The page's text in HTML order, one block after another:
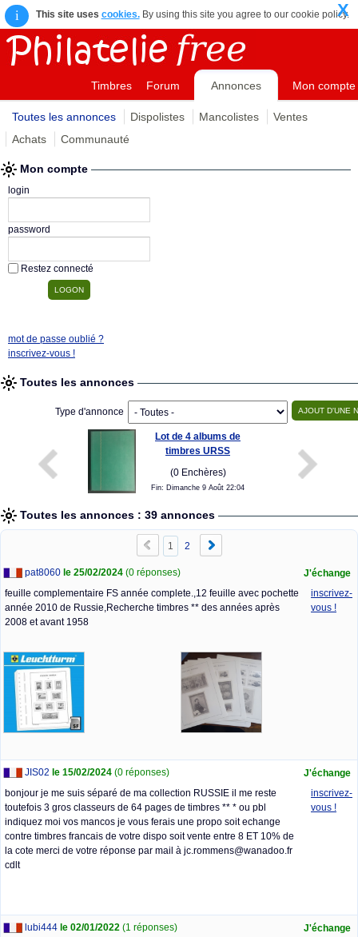
i This site uses cookies.By using this site you agree to our cookie policy.
X
Timbres Forum Annonces Mon compte
Toutes les annonces Dispolistes Mancolistes
Ventes
Achats
Communauté
Mon compte
login
password
Restez connecté
mot de passe oublié ?
inscrivez-vous !
Toutes les annonces
Type d'annonce
Lot de 4 albums de
timbres URSS
(0 Enchères)
Fin: Dimanche 9 Août 22:04
Album De Timbres
& URSS Sans
Certification VF
218.32 EUR
Russie MINKUS
Album Specialite
DâOccasion Avec
URSS 1971 Album
commemoratif UPU
BERNE 22 TIMBRES
NEUFS
19.95 EUR
Albums de timbres
la navigation â 1980
Album Specialite
RUSSIA MINKUS,
Semble Non Utilise
327.14 EUR
Toutes les annonces : 39 annonces
1 2
pat8060 le 25/02/2024 (0 réponses)
J'échange
feuille complementaire FS année complete.,12 feuille avec pochette
année 2010 de Russie,Recherche timbres ** des années après
2008 et avant 1958
inscrivez-
vous !
JIS02 le 15/02/2024 (0 réponses)
J'échange
bonjour je me suis séparé de ma collection RUSSIE il me reste
toutefois 3 gros classeurs de 64 pages de timbres ** * ou pbl
indiquez moi vos mancos je vous ferais une propo soit echange
contre timbres francais de votre dispo soit vente entre 8 ET 10% de
la cote merci de votre réponse par mail à jc.rommens@wanadoo.fr
cdlt
inscrivez-
vous !
lubi444 le 02/01/2022 (1 réponses)
J'échange